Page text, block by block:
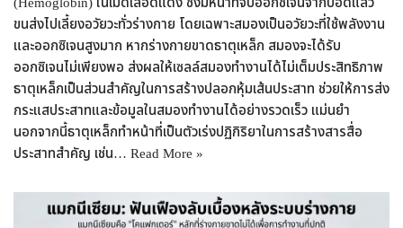
ขนส่งไปเลี้ยงอวัยวะทั่วร่างกาย โดยเฉพาะสมองเป็นอวัยวะที่ใช้พลังงาน
และออกซิเจนสูงมาก หากร่างกายขาดธาตุเหล็ก สมองจะได้รับ
ออกซิเจนไม่เพียงพอ ส่งผลให้เซลล์สมองทำงานได้ไม่เต็มประสิทธิภาพ
ธาตุเหล็กเป็นส่วนสำคัญในการสร้างปลอกหุ้มเส้นประสาท ช่วยให้การส่ง
กระแสประสาทและข้อมูลในสมองทำงานได้อย่างรวดเร็ว แม่นยำ
นอกจากนี้ธาตุเหล็กทำหน้าที่เป็นตัวเร่งปฏิกิริยาในการสร้างสารสื่อ
ประสาทสำคัญ เช่น… Read More »